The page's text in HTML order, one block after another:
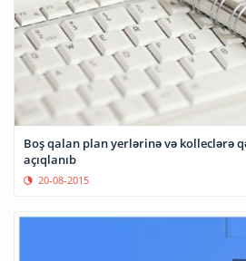
Boş qalan plan yerlərinə və kolleclərə
açıqlanıb
20-08-2015